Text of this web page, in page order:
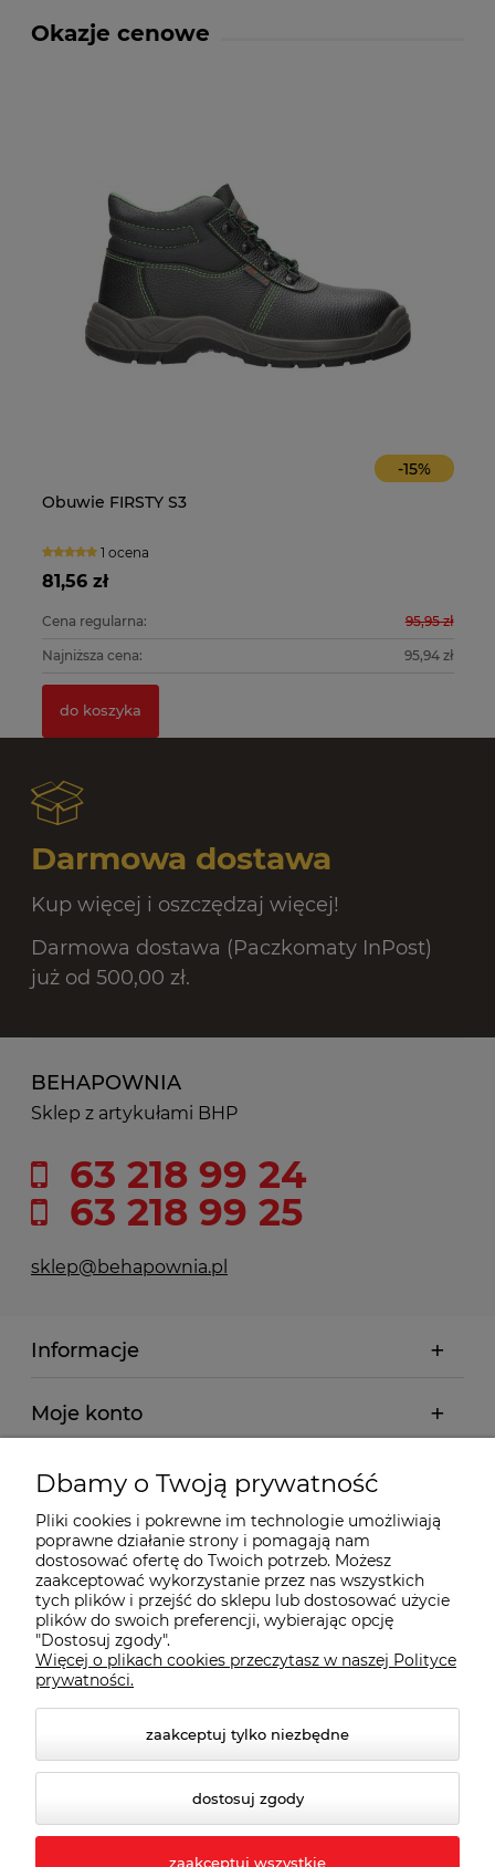
Okazje cenowe
-15%
Obuwie FIRSTY S3
1 ocena
81,56 zł
Cena regularna: 95,95 zł
Najniższa cena: 95,94 zł
do koszyka
Darmowa dostawa
Kup więcej i oszczędzaj więcej!
Darmowa dostawa (Paczkomaty InPost)
już od 500,00 zł.
BEHAPOWNIA
Sklep z artykułami BHP
63 218 99 24
63 218 99 25
sklep@behapownia.pl
Informacje
Moje konto
Płatności i dostawa
Wybrane Kategorie
Wybrane Marki
Wiedza o BHP
Dbamy o Twoją prywatność
Pliki cookies i pokrewne im technologie umożliwiają
poprawne działanie strony i pomagają nam
dostosować ofertę do Twoich potrzeb. Możesz
zaakceptować wykorzystanie przez nas wszystkich
tych plików i przejść do sklepu lub dostosować użycie
plików do swoich preferencji, wybierając opcję
"Dostosuj zgody".
Więcej o plikach cookies przeczytasz w naszej Polityce
prywatności.
zaakceptuj tylko niezbędne
dostosuj zgody
zaakceptuj wszystkie